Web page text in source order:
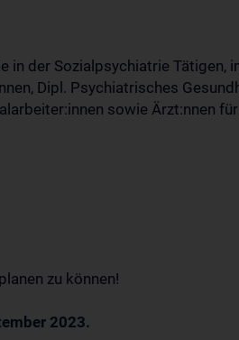
in der Sozialpsychiatrie Tätigen,
Dipl. Psychiatrisches
sowie Ärzt:nnen
zu können!
2023.